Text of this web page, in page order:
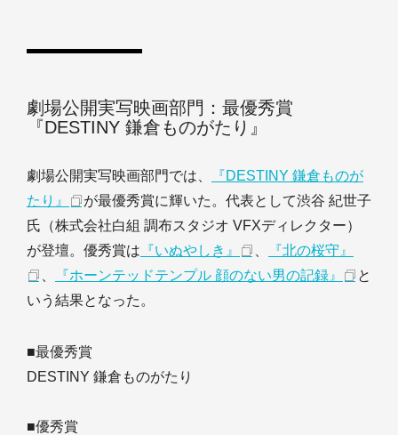
劇場公開実写映画部門：最優秀賞
『DESTINY 鎌倉ものがたり』
劇場公開実写映画部門では、
『DESTINY 鎌倉ものが
たり』
が最優秀賞に輝いた。代表として渋谷 紀世子
氏（株式会社白組 調布スタジオ VFXディレクター）
が登壇。優秀賞は 『いぬやしき』
『北の桜守』
『ホーンテッドテンプル 顔のない男の記録』
と
いう結果となった。
■最優秀賞
DESTINY 鎌倉ものがたり
■優秀賞